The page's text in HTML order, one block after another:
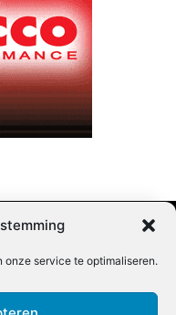
onze service te optimaliseren.
Partner content